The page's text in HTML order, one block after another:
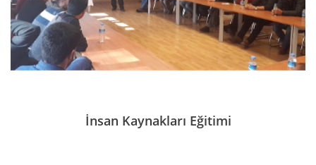
İnsan Kaynakları Eğitimi